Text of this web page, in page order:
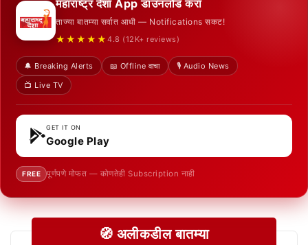
महाराष्ट्र देशा App डाउनलोड करा
ताज्या बातम्या सर्वात आधी — Notifications सकट!
★★★★★ 4.8 (12K+ reviews)
🔔 Breaking Alerts 📖 Offline वाचा
🎙️ Audio News
📺 Live TV
GET IT ON
Google Play
FREE पूर्णपणे मोफत — कोणतेही Subscription नाही
🧭 अलीकडील बातम्या